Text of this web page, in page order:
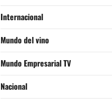
Internacional
Mundo del vino
Mundo Empresarial TV
Nacional